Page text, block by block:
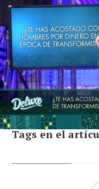
Tags en el